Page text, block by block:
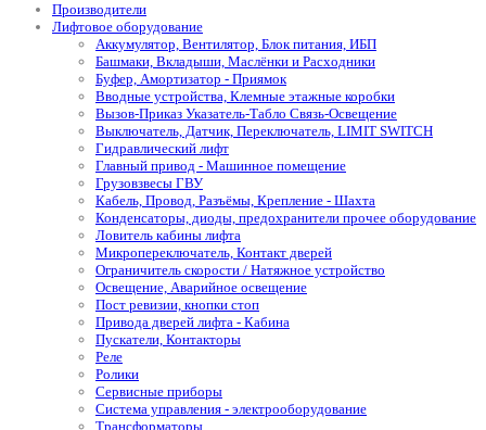
Производители
Лифтовое оборудование
Аккумулятор, Вентилятор, Блок питания, ИБП
Башмаки, Вкладыши, Маслёнки и Расходники
Буфер, Амортизатор - Приямок
Вводные устройства, Клемные этажные коробки
Вызов-Приказ Указатель-Табло Связь-Освещение
Выключатель, Датчик, Переключатель, LIMIT SWITCH
Гидравлический лифт
Главный привод - Машинное помещение
Грузовзвесы ГВУ
Кабель, Провод, Разъёмы, Крепление - Шахта
Конденсаторы, диоды, предохранители прочее оборудование
Ловитель кабины лифта
Микропереключатель, Контакт дверей
Ограничитель скорости / Натяжное устройство
Освещение, Аварийное освещение
Пост ревизии, кнопки стоп
Привода дверей лифта - Кабина
Пускатели, Контакторы
Реле
Ролики
Сервисные приборы
Система управления - электрооборудование
Трансформаторы